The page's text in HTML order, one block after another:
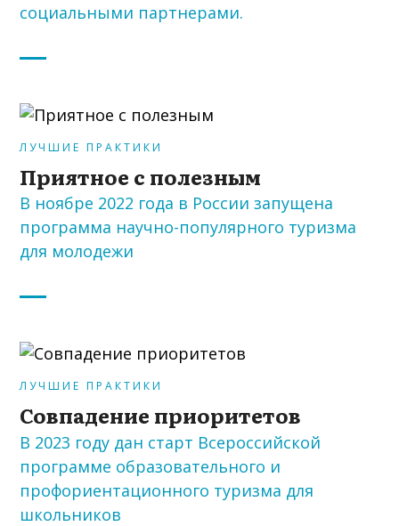
социальными партнерами.
ЛУЧШИЕ ПРАКТИКИ
Приятное с полезным
В ноябре 2022 года в России запущена
программа научно-популярного туризма
для молодежи
ЛУЧШИЕ ПРАКТИКИ
Совпадение приоритетов
В 2023 году дан старт Всероссийской
программе образовательного и
профориентационного туризма для
школьников